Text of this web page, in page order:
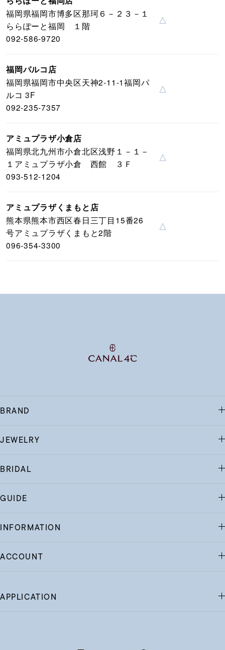
福岡県福岡市博多区那珂６－２３－１
ららぽーと福岡 １階
092-586-9720
△
福岡パルコ店
福岡県福岡市中央区天神2-11-1福岡パ
ルコ 3F
092-235-7357
△
アミュプラザ小倉店
福岡県北九州市小倉北区浅野１－１－
１アミュプラザ小倉 西館 ３Ｆ
093-512-1204
△
アミュプラザくまもと店
熊本県熊本市西区春日三丁目15番26
号アミュプラザくまもと2階
096-354-3300
△
BRAND
JEWELRY
BRIDAL
GUIDE
INFORMATION
ACCOUNT
APPLICATION